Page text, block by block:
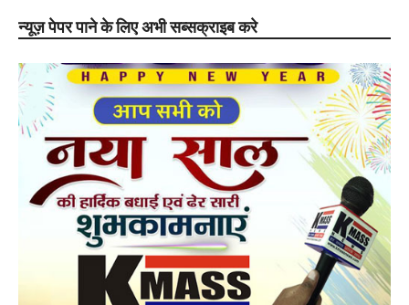
न्यूज़ पेपर पाने के लिए अभी सब्सक्राइब करे